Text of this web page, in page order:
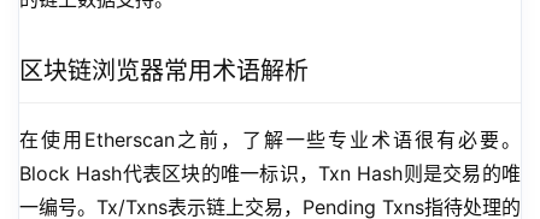
区块链浏览器常用术语解析
在使用Etherscan之前，了解一些专业术语很有必要。
Block Hash代表区块的唯一标识，Txn Hash则是交易的唯
一编号。Tx/Txns表示链上交易，Pending Txns指待处理的